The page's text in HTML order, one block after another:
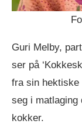
Guri Melby,
ser på
fra sin hektiske
seg i
kokker.